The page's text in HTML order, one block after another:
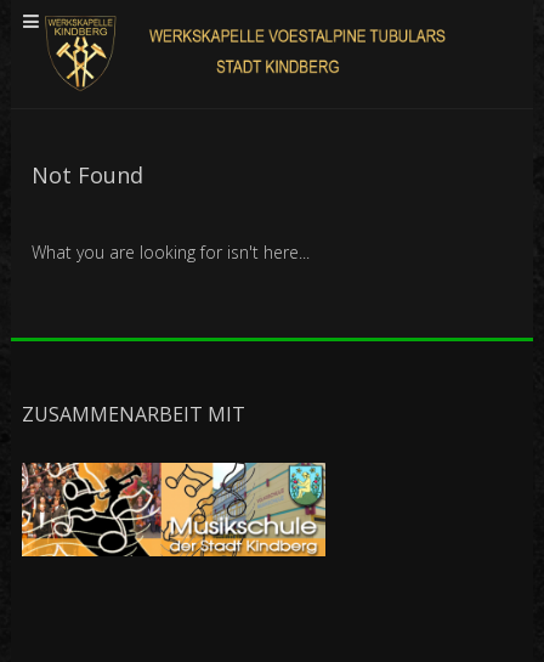
Not Found
What you are looking for isn't here...
ZUSAMMENARBEIT MIT